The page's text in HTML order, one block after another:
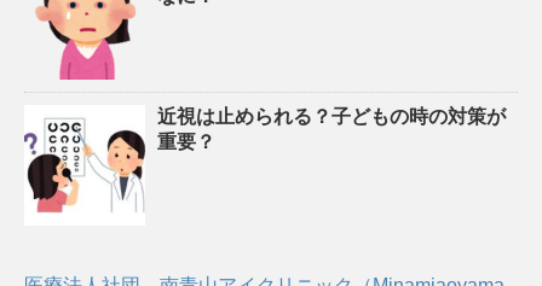
近視は止められる？子どもの時の対策が
重要？